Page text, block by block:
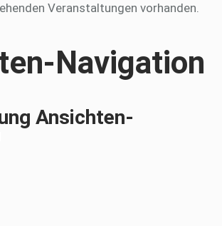
Veranstaltungen vorhanden.
Navigation
Ansichten-